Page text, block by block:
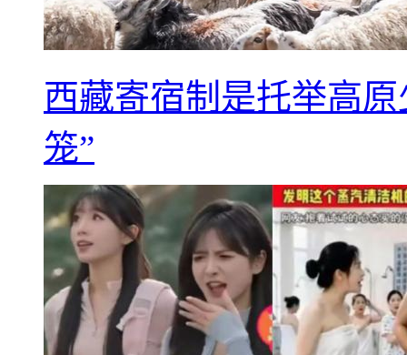
西藏寄宿制是托举高
笼”